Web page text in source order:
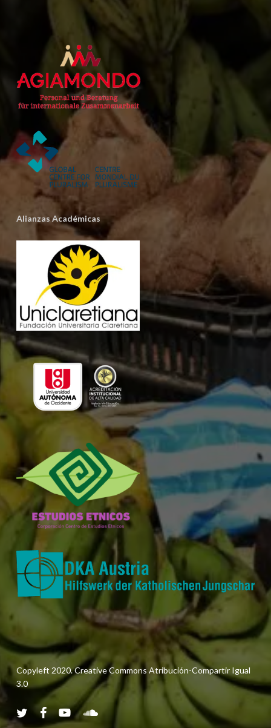
Alianzas Académicas
Copyleft 2020. Creative Commons Atribución-Compartir Igual
3.0
twitterfacebookyoutubesoundcloud